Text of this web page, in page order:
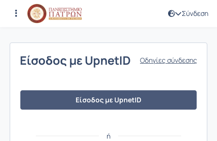
Σύνδεση
Σύνδεση
Είσοδος με UpnetID Οδηγίες σύνδεσης
Είσοδος με UpnetID
ή